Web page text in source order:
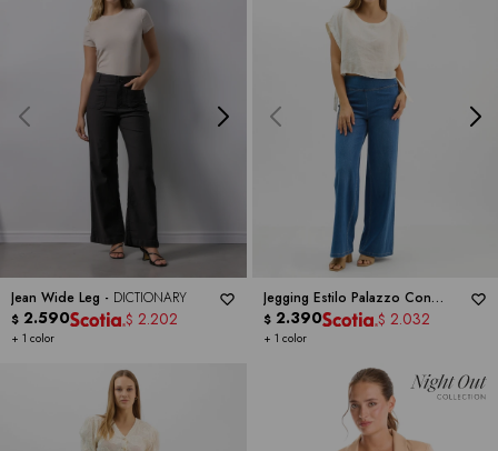
Jean Wide Leg - DICTIONARY
+ 1 color
$ 2.590 $ 2.202
Jegging Estilo Palazzo Con
Cintura Elástica -DICTIONARY
+ 1 color
$ 2.390 $ 2.032